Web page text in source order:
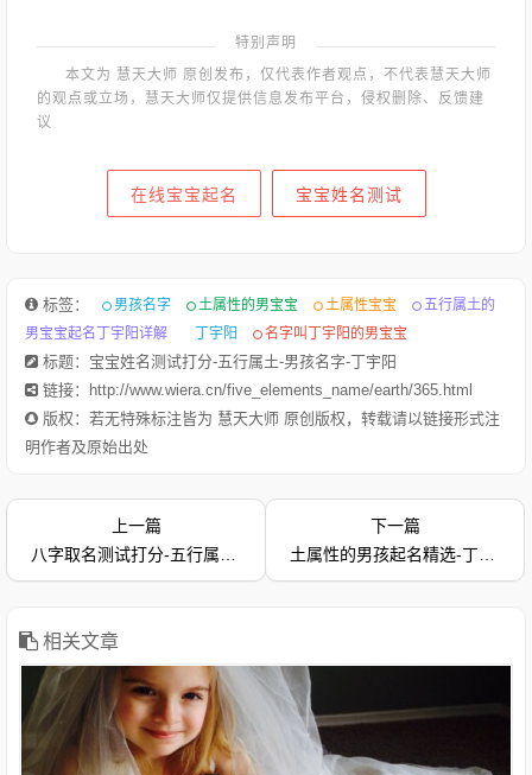
特别声明
本文为 慧天大师 原创发布，仅代表作者观点，不代表慧天大师
的观点或立场，慧天大师仅提供信息发布平台，侵权删除、反馈建
议
在线宝宝起名 宝宝姓名测试
标签： 男孩名字 土属性的男宝宝 土属性宝宝
五行属土的
男宝宝起名丁宇阳详解
丁宇阳 名字叫丁宇阳的男宝宝
标题：宝宝姓名测试打分-五行属土-男孩名字-丁宇阳
链接：http://www.wiera.cn/five_elements_name/earth/365.html
版权：若无特殊标注皆为 慧天大师 原创版权，转载请以链接形式注
明作者及原始出处
上一篇
八字取名测试打分-五行属土-女孩名字-丁伊嫣
下一篇
土属性的男孩起名精选-丁圣坤-免费测名字打分
相关文章
1.高辰轩-字典释意高,笔画数是 10高 读音是gāo,高gāo由下到上
距离大的，与“低”相对：高峰。高空。高踞。高原。高耸。高山
流水（喻知己、知音或乐曲高妙）。高屋建瓴（形容居高临下的
高考。在一般标准或平均程度之上：高质量。高消费。高价。
1.高贻勇-字典释意高,笔画数是 10高 读音是gāo,高gāo由下到上